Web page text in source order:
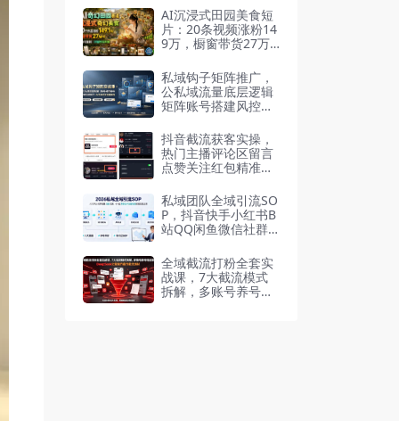
稳涨粉落地变现全课-
更新
AI沉浸式田园美食短
片：20条视频涨粉14
9万，橱窗带货27万
私域钩子矩阵推广，
公私域流量底层逻辑
矩阵账号搭建风控实
抖音截流获客实操，
热门主播评论区留言
点赞关注红包精准引
私域团队全域引流SO
P，抖音快手小红书B
站QQ闲鱼微信社群
书文档）
全域截流打粉全套实
战课，7大截流模式
拆解，多账号养号导